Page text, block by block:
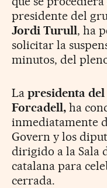
presidente del
Jordi Turull, ha
solicitar la
minutos, del
Lapresidenta
Forcadell,ha
inmediatamente
Govern y los
dirigido a la Sala
catalana para
cerrada.